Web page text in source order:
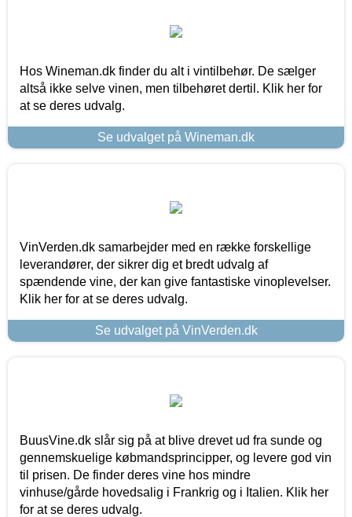
Hos Wineman.dk finder du alt i vintilbehør. De sælger
altså ikke selve vinen, men tilbehøret dertil. Klik her for
at se deres udvalg.
Se udvalget på Wineman.dk
VinVerden.dk samarbejder med en række forskellige
leverandører, der sikrer dig et bredt udvalg af
spændende vine, der kan give fantastiske vinoplevelser.
Klik her for at se deres udvalg.
Se udvalget på VinVerden.dk
BuusVine.dk slår sig på at blive drevet ud fra sunde og
gennemskuelige købmandsprincipper, og levere god vin
til prisen. De finder deres vine hos mindre
vinhuse/gårde hovedsalig i Frankrig og i Italien. Klik her
for at se deres udvalg.